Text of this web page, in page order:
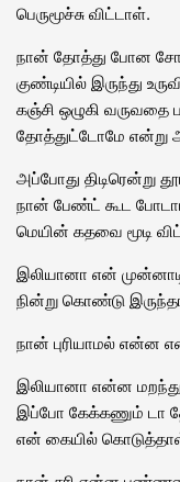
பெருமூச்சு விட்டாள்.
நான் தோத்து போன
குண்டியில் இருந்து
கஞ்சி ஒழுகி வருவதை
தோத்துட்டோமே என்று
அப்போது திடிரென்று
நான் பேண்ட் கூட
மெயின் கதவை மூடி
இலியானா என்
நின்று கொண்டு
நான் புரியாமல் என்ன
இலியானா என்ன
இப்போ கேக்கணும் டா
என் கையில்